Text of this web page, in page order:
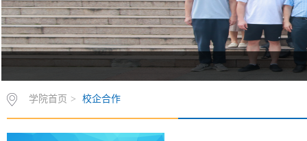
学院首页 > 校企合作